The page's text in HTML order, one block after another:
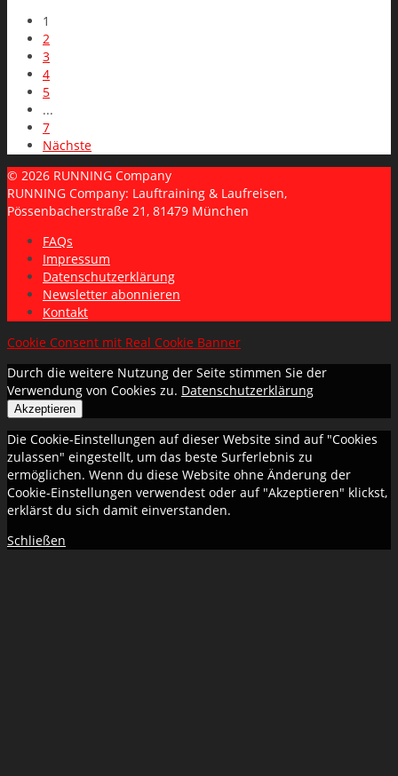
1
2
3
4
5
...
7
Nächste
© 2026 RUNNING Company
RUNNING Company: Lauftraining & Laufreisen,
Pössenbacherstraße 21, 81479 München
FAQs
Impressum
Datenschutzerklärung
Newsletter abonnieren
Kontakt
Cookie Consent mit Real Cookie Banner
Durch die weitere Nutzung der Seite stimmen Sie der
Verwendung von Cookies zu. Datenschutzerklärung
Akzeptieren
Die Cookie-Einstellungen auf dieser Website sind auf "Cookies
zulassen" eingestellt, um das beste Surferlebnis zu
ermöglichen. Wenn du diese Website ohne Änderung der
Cookie-Einstellungen verwendest oder auf "Akzeptieren" klickst,
erklärst du sich damit einverstanden.
Schließen